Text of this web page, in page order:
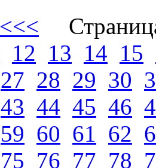
<<<
12 13 14 15
27 28 29 30
43 44 45 46
59 60 61 62
75 76 77 78